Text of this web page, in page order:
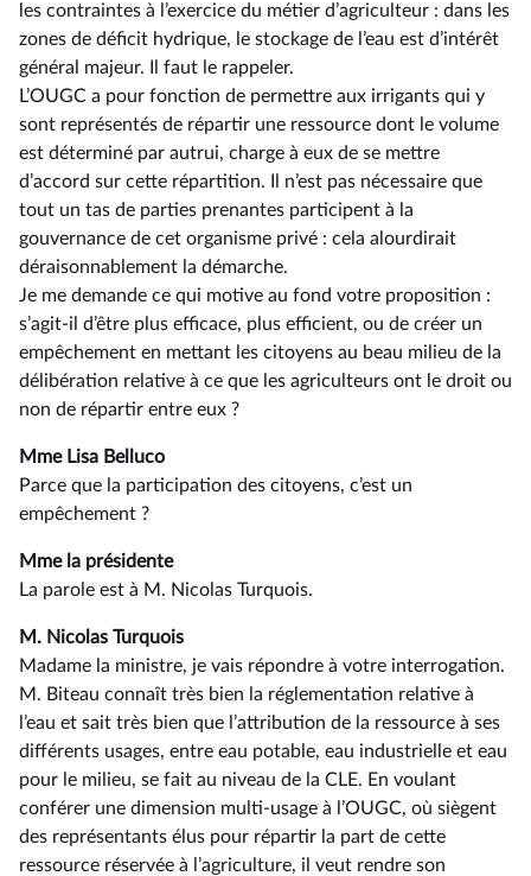
les contraintes à l’exercice du métier d’agriculteur : dans les
zones de déficit hydrique, le stockage de l’eau est d’intérêt
général majeur. Il faut le rappeler.
L’OUGC a pour fonction de permettre aux irrigants qui y
sont représentés de répartir une ressource dont le volume
est déterminé par autrui, charge à eux de se mettre
d’accord sur cette répartition. Il n’est pas nécessaire que
tout un tas de parties prenantes participent à la
gouvernance de cet organisme privé : cela alourdirait
déraisonnablement la démarche.
Je me demande ce qui motive au fond votre proposition :
s’agit-il d’être plus efficace, plus efficient, ou de créer un
empêchement en mettant les citoyens au beau milieu de la
délibération relative à ce que les agriculteurs ont le droit ou
non de répartir entre eux ?
Mme Lisa Belluco
Parce que la participation des citoyens, c’est un
empêchement ?
Mme la présidente
La parole est à M. Nicolas Turquois.
M. Nicolas Turquois
Madame la ministre, je vais répondre à votre interrogation.
M. Biteau connaît très bien la réglementation relative à
l’eau et sait très bien que l’attribution de la ressource à ses
différents usages, entre eau potable, eau industrielle et eau
pour le milieu, se fait au niveau de la CLE. En voulant
conférer une dimension multi-usage à l’OUGC, où siègent
des représentants élus pour répartir la part de cette
ressource réservée à l’agriculture, il veut rendre son